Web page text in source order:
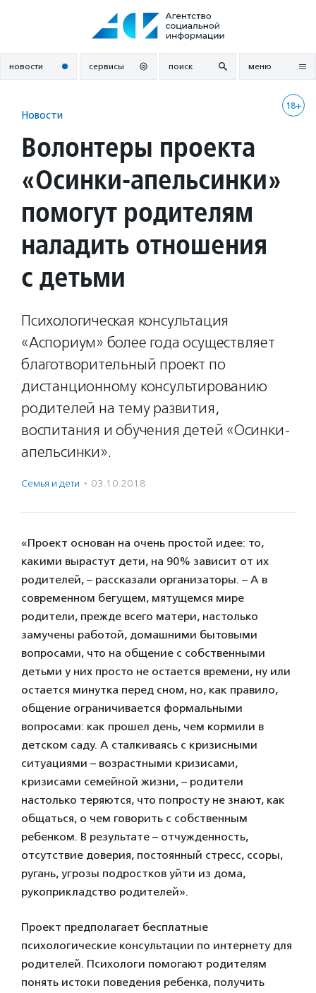
новости сервисы поиск меню
18+
Новости
Волонтеры проекта
«Осинки-апельсинки»
помогут родителям
наладить отношения
с детьми
Психологическая консультация
«Аспориум» более года осуществляет
благотворительный проект по
дистанционному консультированию
родителей на тему развития,
воспитания и обучения детей «Осинки-
апельсинки».
Семья и дети · 03.10.2018
«Проект основан на очень простой идее: то,
какими вырастут дети, на 90% зависит от их
родителей, – рассказали организаторы. – А в
современном бегущем, мятущемся мире
родители, прежде всего матери, настолько
замучены работой, домашними бытовыми
вопросами, что на общение с собственными
детьми у них просто не остается времени, ну или
остается минутка перед сном, но, как правило,
общение ограничивается формальными
вопросами: как прошел день, чем кормили в
детском саду. А сталкиваясь с кризисными
ситуациями – возрастными кризисами,
кризисами семейной жизни, – родители
настолько теряются, что попросту не знают, как
общаться, о чем говорить с собственным
ребенком. В результате – отчужденность,
отсутствие доверия, постоянный стресс, ссоры,
ругань, угрозы подростков уйти из дома,
рукоприкладство родителей».
Проект предполагает бесплатные
психологические консультации по интернету для
родителей. Психологи помогают родителям
понять истоки поведения ребенка, получить